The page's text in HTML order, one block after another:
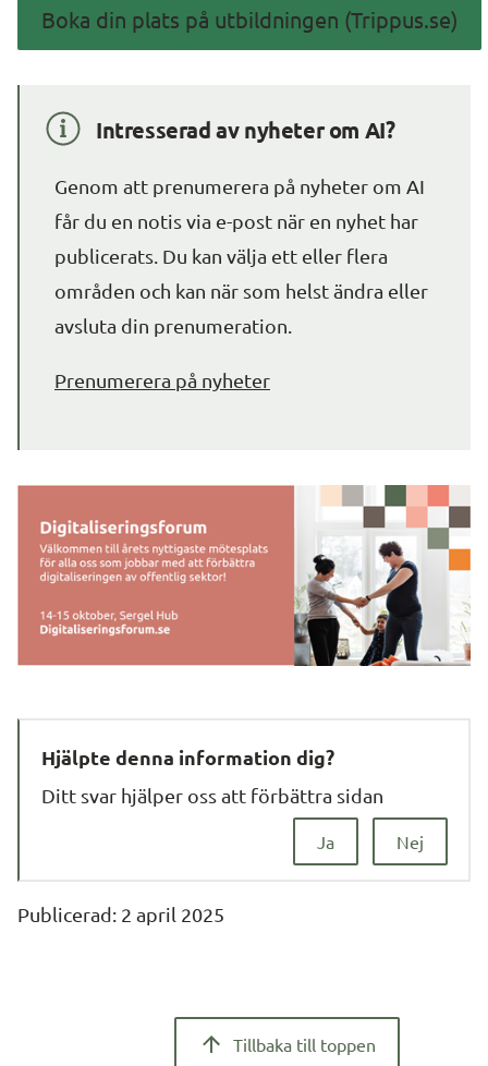
Boka din plats på utbildningen (Trippus.se)
Intresserad av nyheter om AI?
Genom att prenumerera på nyheter om AI
får du en notis via e-post när en nyhet har
publicerats. Du kan välja ett eller flera
områden och kan när som helst ändra eller
avsluta din prenumeration.
Prenumerera på nyheter
Hjälpte denna information dig?
Nej
Ja
Ditt svar hjälper oss att förbättra sidan
Publicerad: 2 april 2025
Tillbaka till toppen